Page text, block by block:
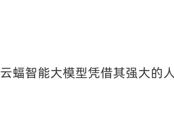
云蝠智能大模型凭借其强大的